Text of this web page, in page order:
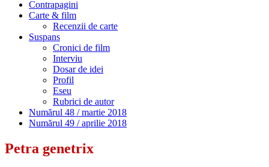
Contrapagini
Carte & film
Recenzii de carte
Suspans
Cronici de film
Interviu
Dosar de idei
Profil
Eseu
Rubrici de autor
Numărul 48 / martie 2018
Numărul 49 / aprilie 2018
Petra genetrix